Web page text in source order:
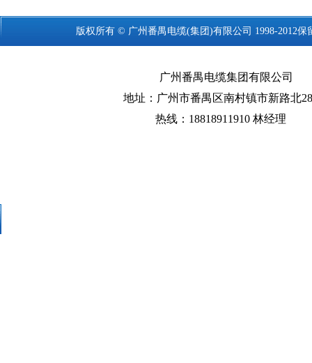
版权所有 © 广州 番禺电缆(集团)有限公司 1998-2012保
广州番禺电缆集团有限公司
地址：广州市番禺区南村镇市新路北
热线：18818911910 林经理